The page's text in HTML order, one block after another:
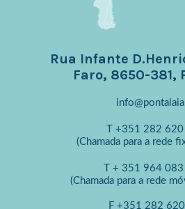
Rua Infante
Faro, 8650-381,
+351 282
(Chamada para a rede
+ 351 964
(Chamada para a rede
F +351 282